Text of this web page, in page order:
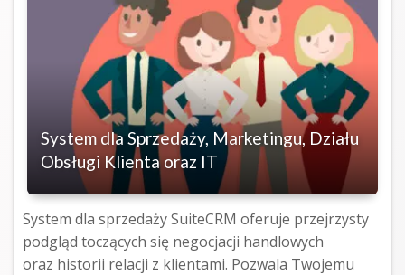
System dla Sprzedaży, Marketingu, Działu
Obsługi Klienta oraz IT
System dla sprzedaży SuiteCRM oferuje przejrzysty
podgląd toczących się negocjacji handlowych
oraz historii relacji z klientami. Pozwala Twojemu